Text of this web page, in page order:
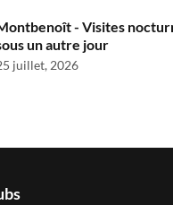
- Visites
un autre jour
juillet, 2026